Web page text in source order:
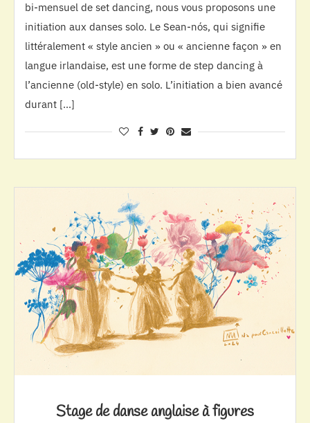
bi-mensuel de set dancing, nous vous proposons une
initiation aux danses solo. Le Sean-nós, qui signifie
littéralement « style ancien » ou « ancienne façon » en
langue irlandaise, est une forme de step dancing à
l’ancienne (old-style) en solo. L’initiation a bien avancé
durant […]
Stage de danse anglaise à figures